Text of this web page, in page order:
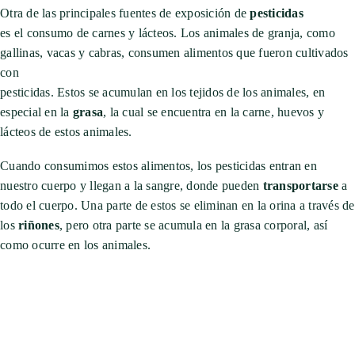
Otra de las principales fuentes de exposición depesticidas
es el consumo de carnes y lácteos. Los animales de granja, como
gallinas, vacas y cabras, consumen alimentos que fueron cultivados
con
pesticidas. Estos se acumulan en los tejidos de los animales, en
especial en la grasa, la cual se encuentra en la carne, huevos y
lácteos de estos animales.
Cuando consumimos estos alimentos, los pesticidas entran en
nuestro cuerpo y llegan a la sangre, donde pueden transportarsea
todo el cuerpo. Una parte de estos se eliminan en la orina a través de
los riñones, pero otra parte se acumula en la grasa corporal, así
como ocurre en los animales.